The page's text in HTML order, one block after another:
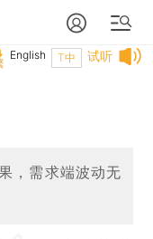
试听
T中
English
，需求端波动无